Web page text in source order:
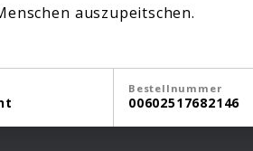
auszupeitschen.
Bestellnummer
00602517682146